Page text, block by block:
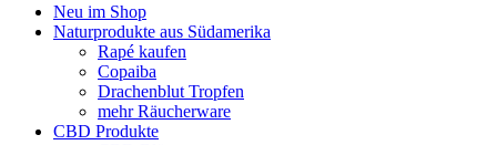
Neu im Shop
Naturprodukte aus Südamerika
Rapé kaufen
Copaiba
Drachenblut Tropfen
mehr Räucherware
CBD Produkte